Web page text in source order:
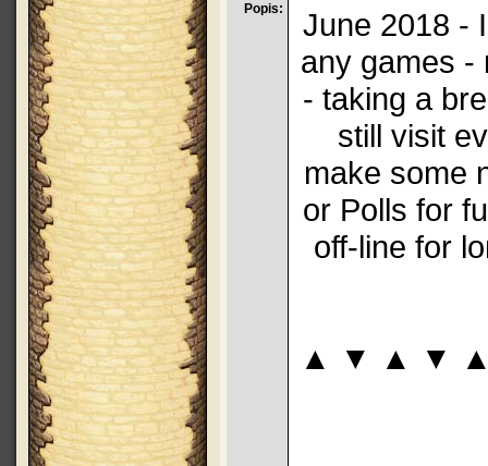
Popis:
June 2018 -
any games -
- taking a
still visit
make some
or Polls for
off-line for
▲ ▼ ▲ ▼